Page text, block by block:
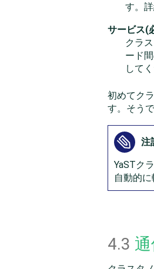
す。
サービス(
クラ
ード
して
初めてク
す。そう
注
YaSTク
自動的
4.3